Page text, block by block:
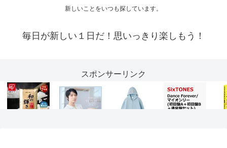
新しいことをいつも探しています。
毎日が新しい１日だ！思いっきり楽しもう！
スポンサーリンク